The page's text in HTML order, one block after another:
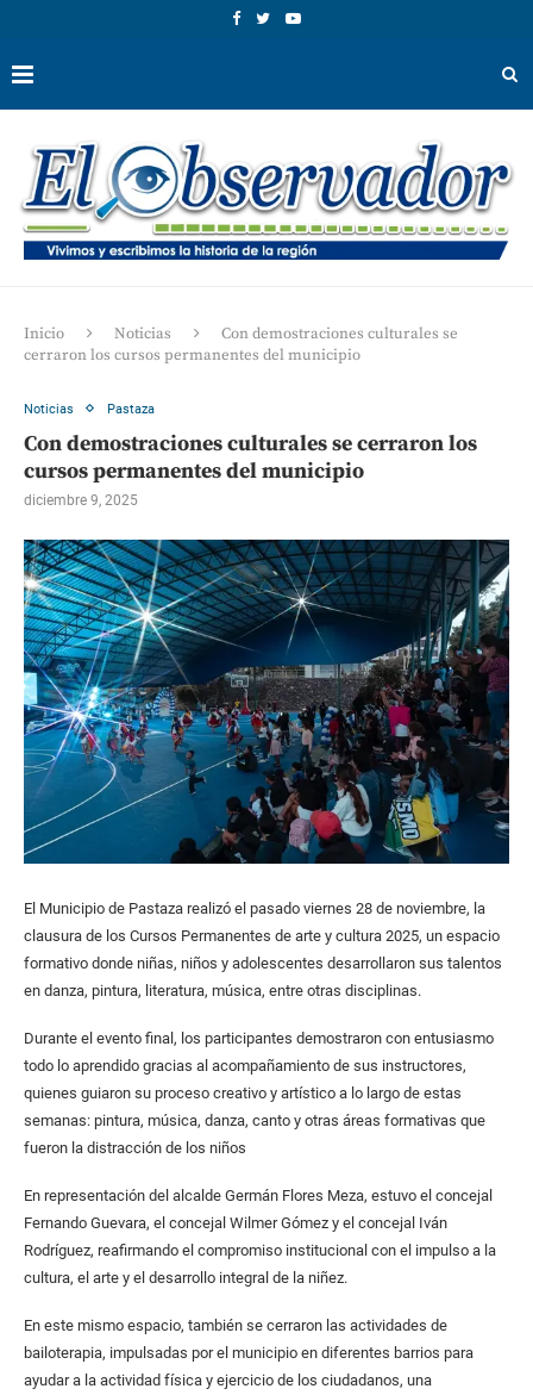
Inicio Noticias
Con demostraciones culturales se
cerraron los cursos permanentes del municipio
Noticias Pastaza
Con demostraciones culturales se cerraron los
cursos permanentes del municipio
diciembre 9, 2025
El Municipio de Pastaza realizó el pasado viernes 28 de noviembre, la
clausura de los Cursos Permanentes de arte y cultura 2025, un espacio
formativo donde niñas, niños y adolescentes desarrollaron sus talentos
en danza, pintura, literatura, música, entre otras disciplinas.
Durante el evento final, los participantes demostraron con entusiasmo
todo lo aprendido gracias al acompañamiento de sus instructores,
quienes guiaron su proceso creativo y artístico a lo largo de estas
semanas: pintura, música, danza, canto y otras áreas formativas que
fueron la distracción de los niños
En representación del alcalde Germán Flores Meza, estuvo el concejal
Fernando Guevara, el concejal Wilmer Gómez y el concejal Iván
Rodríguez, reafirmando el compromiso institucional con el impulso a la
cultura, el arte y el desarrollo integral de la niñez.
En este mismo espacio, también se cerraron las actividades de
bailoterapia, impulsadas por el municipio en diferentes barrios para
ayudar a la actividad física y ejercicio de los ciudadanos, una